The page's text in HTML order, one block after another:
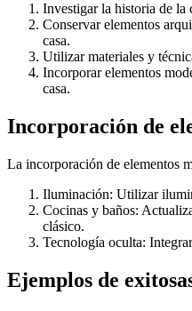
Investigar la historia de la
Conservar elementos
casa.
Utilizar materiales y
Incorporar elementos
casa.
Incorporación de
La incorporación de elementos
Iluminación: Utilizar
Cocinas y baños:
clásico.
Tecnología oculta:
Ejemplos de